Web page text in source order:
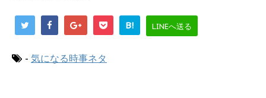
B! LINEへ送る
- 気になる時事ネタ